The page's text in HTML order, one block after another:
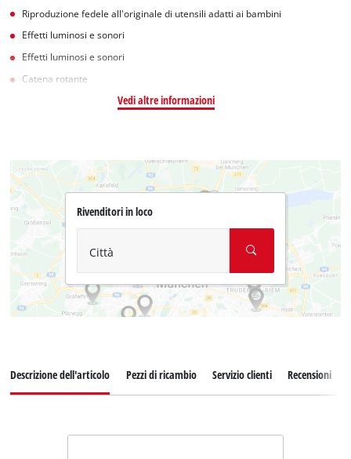
Riproduzione fedele all'originale di utensili adatti ai bambini
Effetti luminosi e sonori
Effetti luminosi e sonori
Catena rotante
Vedi altre informazioni
Rivenditori in loco
Città
Descrizione dell'articolo Pezzi di ricambio Servizio clienti Recensioni